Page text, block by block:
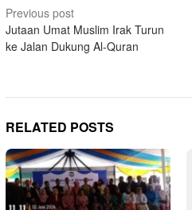
Post
navigation
Previous post
Jutaan Umat Muslim Irak Turun
ke Jalan Dukung Al-Quran
RELATED POSTS